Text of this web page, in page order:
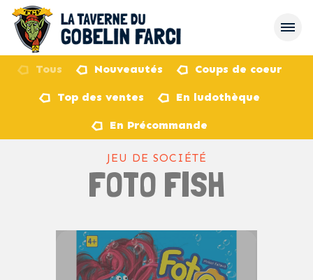
Tous Nouveautés Coups de coeur
Top des ventes En ludothèque
En Précommande
JEU DE SOCIÉTÉ
FOTO FISH